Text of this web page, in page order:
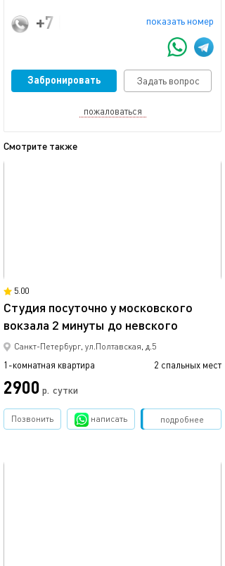
показать номер
+7 (911) 928-77-70
Забронировать Задать вопрос
пожаловаться
Смотрите также
5.00
Студия посуточно у московского
вокзала 2 минуты до невского
Санкт-Петербург, ул.Полтавская, д.5
1-комнатная квартира 2 спальных мест
2900 р. сутки
подробнее
Позвонить написать Забронировать